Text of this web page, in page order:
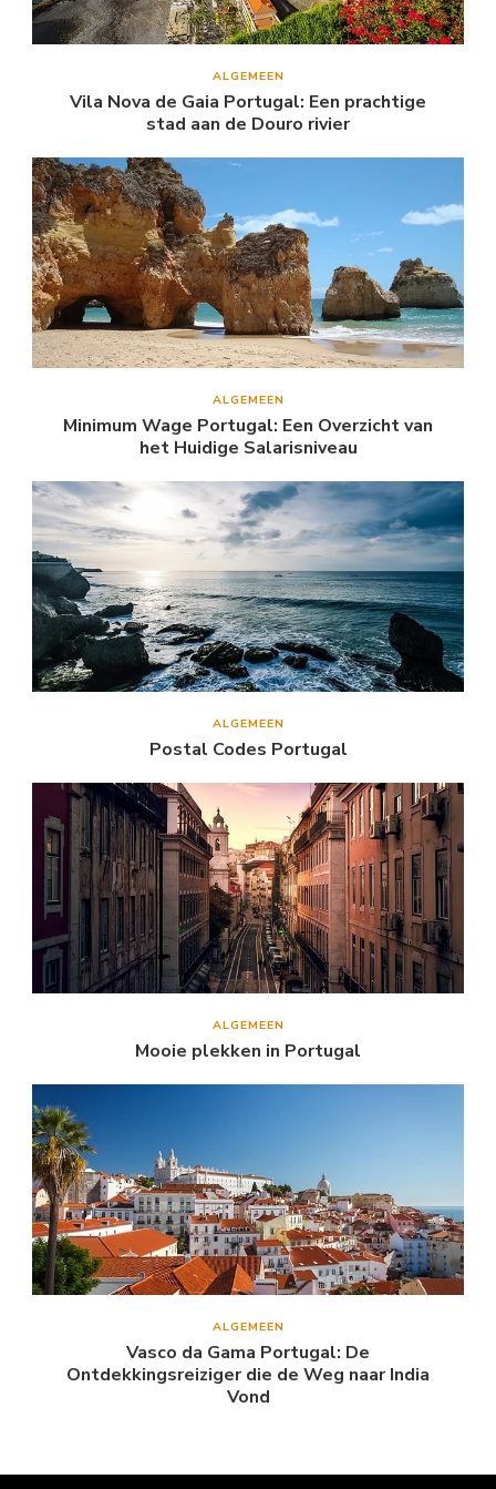
ALGEMEEN
Vila Nova de Gaia Portugal: Een prachtige
stad aan de Douro rivier
ALGEMEEN
Minimum Wage Portugal: Een Overzicht van
het Huidige Salarisniveau
ALGEMEEN
Postal Codes Portugal
ALGEMEEN
Mooie plekken in Portugal
ALGEMEEN
Vasco da Gama Portugal: De
Ontdekkingsreiziger die de Weg naar India
Vond